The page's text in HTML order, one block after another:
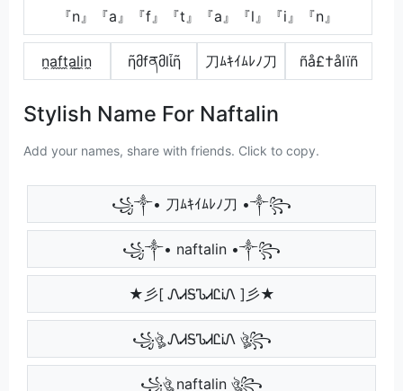
『n』『a』『f』『t』『a』『l』『i』『n』
n̼a̼f̼t̼a̼l̼i̼n̼ ῆმfནმlἶῆ 刀ﾑｷｲﾑﾚﾉ刀 ñå£†ålïñ
Stylish Name For Naftalin
Add your names, share with friends. Click to copy.
꧁༒• 刀ﾑｷｲﾑﾚﾉ刀 •༒꧂
꧁༒• naftalin •༒꧂
★彡[ ᏁᏗᎦᏖᏗᏝᎥᏁ ]彡★
꧁ঔৣ ᏁᏗᎦᏖᏗᏝᎥᏁ ঔৣ꧂
꧁ঔৣ naftalin ঔৣ꧂